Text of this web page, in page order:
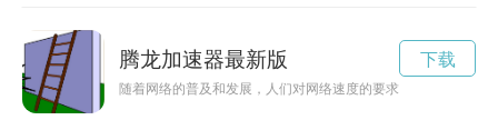
腾龙加速器最新版
随着网络的普及和发展，人们对网络速度的要求也越来越高。
下载